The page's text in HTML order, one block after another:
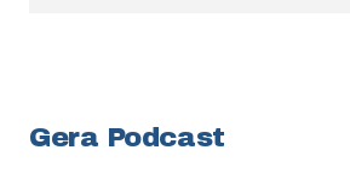
Gera Podcast